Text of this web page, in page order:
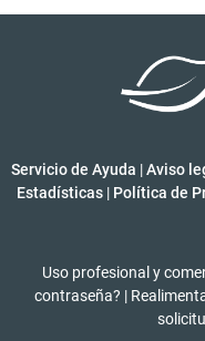
Servicio de Ayuda |Aviso
Estadísticas | Política de
Uso profesional y
contraseña? |